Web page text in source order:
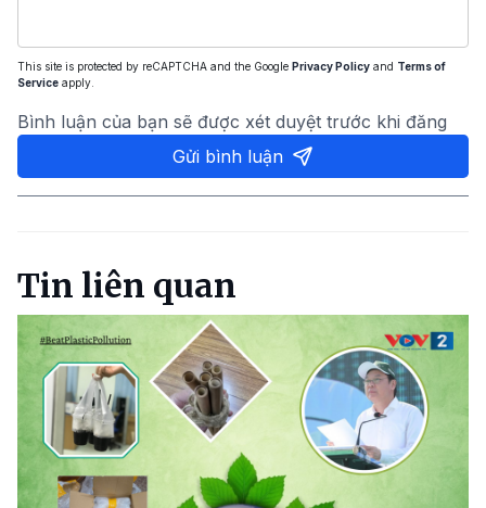
This site is protected by reCAPTCHA and the Google Privacy Policy and Terms of
Service apply.
Bình luận của bạn sẽ được xét duyệt trước khi đăng
Gửi bình luận
Tin liên quan